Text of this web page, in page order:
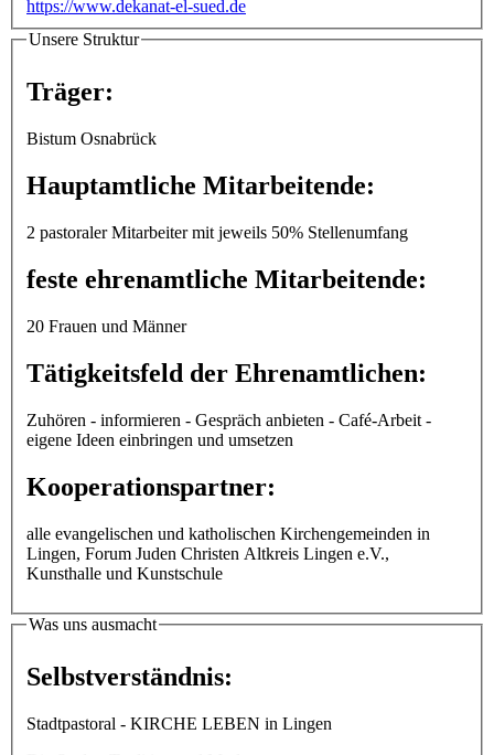
https://www.dekanat-el-sued.de
Unsere Struktur
Träger:
Bistum Osnabrück
Hauptamtliche Mitarbeitende:
2 pastoraler Mitarbeiter mit jeweils 50% Stellenumfang
feste ehrenamtliche Mitarbeitende:
20 Frauen und Männer
Tätigkeitsfeld der Ehrenamtlichen:
Zuhören - informieren - Gespräch anbieten - Café-Arbeit -
eigene Ideen einbringen und umsetzen
Kooperationspartner:
alle evangelischen und katholischen Kirchengemeinden in
Lingen, Forum Juden Christen Altkreis Lingen e.V.,
Kunsthalle und Kunstschule
Was uns ausmacht
Selbstverständnis:
Stadtpastoral - KIRCHE LEBEN in Lingen